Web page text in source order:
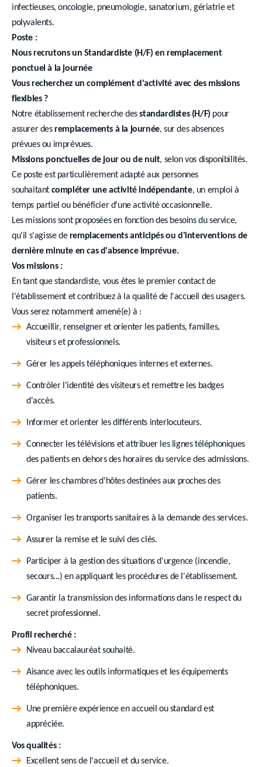
infectieuses, oncologie, pneumologie, sanatorium, gériatrie et
polyvalents.
Poste :
Nous recrutons un Standardiste (H/F) en remplacement
ponctuel à la journée
Vous recherchez un complément d'activité avec des missions
flexibles ?
Notre établissement recherche desstandardistes (H/F) pour
assurer desremplacements à la journée, sur des absences
prévues ou imprévues.
Missions ponctuelles de jour ou de nuit, selon vos disponibilités.
Ce poste est particulièrement adapté aux personnes
souhaitant compléter une activité indépendante, un emploi à
temps partiel ou bénéficier d'une activité occasionnelle.
Les missions sont proposées en fonction des besoins du service,
qu'il s'agisse deremplacements anticipés ou d'interventions de
dernière minute en cas d'absence imprévue.
Vos missions :
En tant que standardiste, vous êtes le premier contact de
l'établissement et contribuez à la qualité de l'accueil des usagers.
Vous serez notamment amené(e) à :
Accueillir, renseigner et orienter les patients, familles,
visiteurs et professionnels.
Gérer les appels téléphoniques internes et externes.
Contrôler l'identité des visiteurs et remettre les badges
d'accès.
Informer et orienter les différents interlocuteurs.
Connecter les télévisions et attribuer les lignes téléphoniques
des patients en dehors des horaires du service des admissions.
Gérer les chambres d'hôtes destinées aux proches des
patients.
Organiser les transports sanitaires à la demande des services.
Assurer la remise et le suivi des clés.
Participer à la gestion des situations d'urgence (incendie,
secours...) en appliquant les procédures de l'établissement.
Garantir la transmission des informations dans le respect du
secret professionnel.
Profil recherché :
Niveau baccalauréat souhaité.
Aisance avec les outils informatiques et les équipements
téléphoniques.
Une première expérience en accueil ou standard est
appréciée.
Vos qualités :
Excellent sens de l'accueil et du service.